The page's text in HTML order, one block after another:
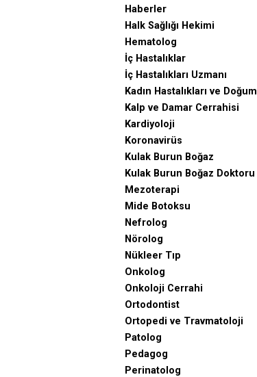
Haberler
Halk Sağlığı Hekimi
Hematolog
İç Hastalıklar
İç Hastalıkları Uzmanı
Kadın Hastalıkları ve Doğum
Kalp ve Damar Cerrahisi
Kardiyoloji
Koronavirüs
Kulak Burun Boğaz
Kulak Burun Boğaz Doktoru
Mezoterapi
Mide Botoksu
Nefrolog
Nörolog
Nükleer Tıp
Onkolog
Onkoloji Cerrahi
Ortodontist
Ortopedi ve Travmatoloji
Patolog
Pedagog
Perinatolog